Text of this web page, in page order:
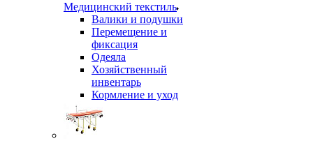
Медицинский текстиль
Валики и подушки
Перемещение и
фиксация
Одеяла
Хозяйственный
инвентарь
Кормление и уход